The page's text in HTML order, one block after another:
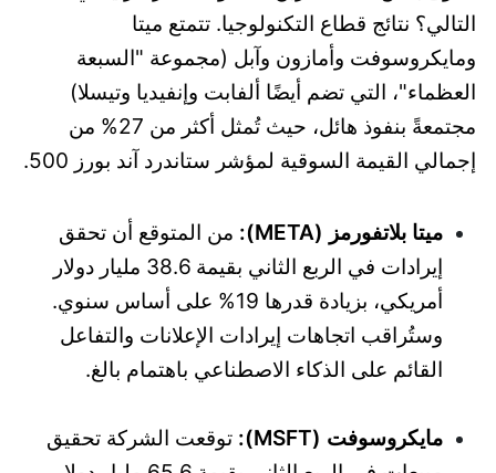
التالي؟ نتائج قطاع التكنولوجيا. تتمتع ميتا
ومايكروسوفت وأمازون وآبل (مجموعة "السبعة
العظماء"، التي تضم أيضًا ألفابت وإنفيديا وتيسلا)
مجتمعةً بنفوذ هائل، حيث تُمثل أكثر من 27% من
إجمالي القيمة السوقية لمؤشر ستاندرد آند بورز 500.
ميتا بلاتفورمز (META):
من المتوقع أن تحقق
إيرادات في الربع الثاني بقيمة 38.6 مليار دولار
أمريكي، بزيادة قدرها 19% على أساس سنوي.
وستُراقب اتجاهات إيرادات الإعلانات والتفاعل
القائم على الذكاء الاصطناعي باهتمام بالغ.
مايكروسوفت (MSFT):
توقعت الشركة تحقيق